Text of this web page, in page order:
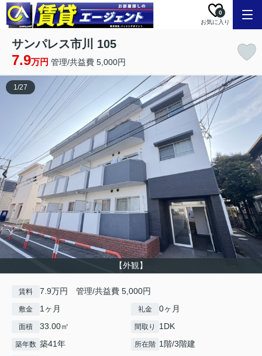
お気に入り
0
サンパレス市川 105
7.9万円 管理/共益費 5,000円
【外観】
1/27
賃料 7.9万円 管理/共益費 5,000円
敷金 1ヶ月 礼金 0ヶ月
面積 33.00㎡ 間取り 1DK
築年数 築41年 所在階 1階/3階建